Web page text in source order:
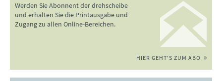
Werden Sie Abonnent der drehscheibe
und erhalten Sie die Printausgabe und
Zugang zu allen Online-Bereichen.
HIER GEHT'S ZUM ABO